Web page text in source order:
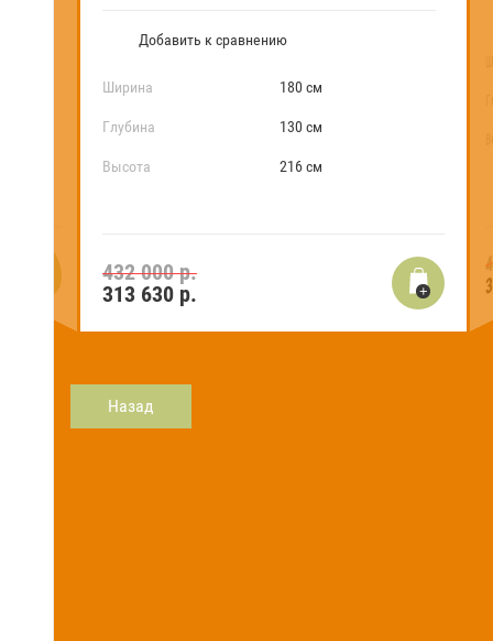
Добавить к сравнению
Ширина 180 см
Глубина 130 см
Высота 216 см
432 000 р.
313 630 р.
Назад